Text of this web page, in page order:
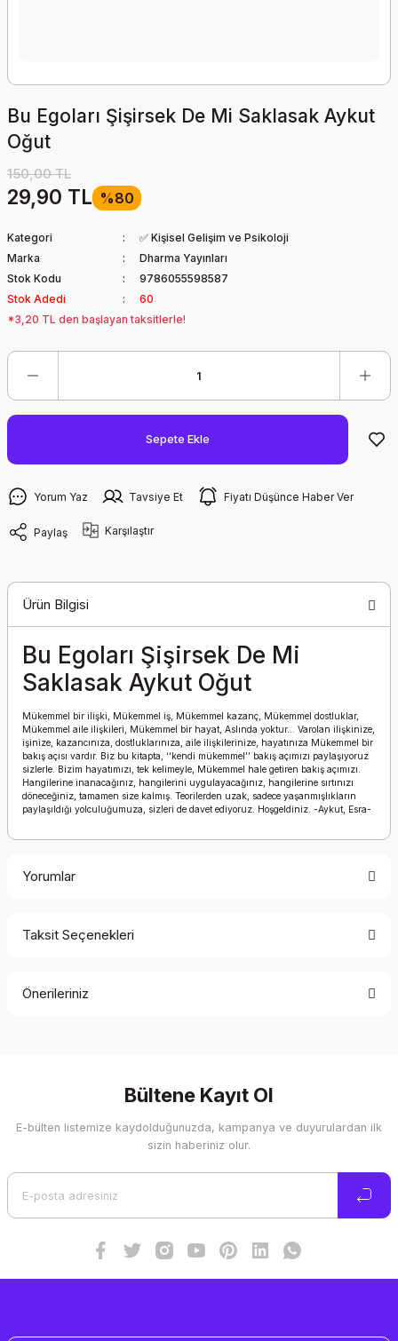
Bu Egoları Şişirsek De Mi Saklasak Aykut
Oğut
150,00 TL
29,90 TL %80
Kategori
✅ Kişisel Gelişim ve Psikoloji
Marka
Dharma Yayınları
Stok Kodu
9786055598587
Stok Adedi
60
*3,20 TL den başlayan taksitlerle!
Sepete Ekle
Yorum Yaz Tavsiye Et Fiyatı Düşünce Haber Ver
Paylaş Karşılaştır
Ürün Bilgisi
Bu Egoları Şişirsek De Mi
Saklasak Aykut Oğut
Mükemmel bir ilişki, Mükemmel iş, Mükemmel kazanç, Mükemmel dostluklar,
Mükemmel aile ilişkileri, Mükemmel bir hayat, Aslında yoktur... Varolan ilişkinize,
işinize, kazancınıza, dostluklarınıza, aile ilişkilerinize, hayatınıza Mükemmel bir
bakış açısı vardır. Biz bu kitapta, ‘‘kendi mükemmel’’ bakış açımızı paylaşıyoruz
sizlerle. Bizim hayatımızı, tek kelimeyle, Mükemmel hale getiren bakış açımızı.
Hangilerine inanacağınız, hangilerini uygulayacağınız, hangilerine sırtınızı
döneceğiniz, tamamen size kalmış. Teorilerden uzak, sadece yaşanmışlıkların
paylaşıldığı yolculuğumuza, sizleri de davet ediyoruz. Hoşgeldiniz. -Aykut, Esra-
Yorumlar
Taksit Seçenekleri
Önerileriniz
Görüş ve önerileriniz için teşekkür ederiz.
Ürün resmi kalitesiz, bozuk veya görüntülenemiyor.
Bültene Kayıt Ol
E-bülten listemize kaydolduğunuzda, kampanya ve duyurulardan ilk
sizin haberiniz olur.